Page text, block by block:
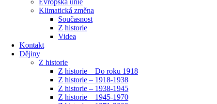
Klimatická změna
Současnost
Z historie
Videa
Kontakt
Dějiny
Z historie
Z historie – Do roku 1918
Z historie – 1918-1938
Z historie – 1938-1945
Z historie – 1945-1970